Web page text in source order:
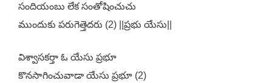
సందియంబు లేక సంతోషించుచు
ముందుకు పరుగెత్తెదరు (2) ||ప్రభు యేసు||
విశ్వాసకర్తా ఓ యేసు ప్రభూ
కొనసాగించువాడా యేసు ప్రభూ (2)